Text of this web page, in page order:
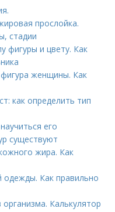
прослойка.
стадии
фигуры и цвету. Как
фигура женщины. Как
как определить тип
его
существуют
жира. Как
одежды. Как правильно
Калькулятор